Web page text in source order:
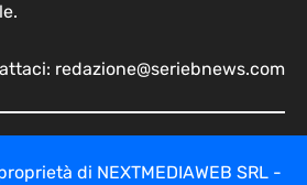
redazione@seriebnews.com
di NEXTMEDIAWEB SRL -